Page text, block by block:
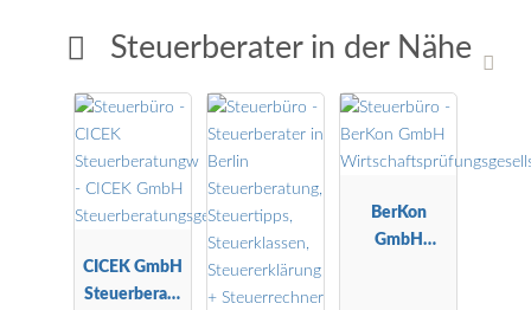
Steuerberater in der Nähe
CICEK GmbH
Steuerberatu
BerKon
GmbH